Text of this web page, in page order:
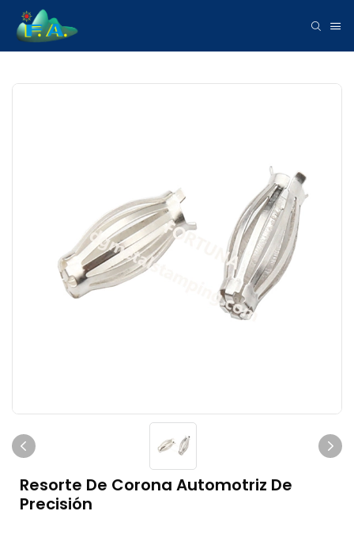
Resorte De Corona Automotriz De
Precisión